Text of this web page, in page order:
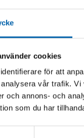
cookies
för att
vår trafik.
och annons- och
som du har